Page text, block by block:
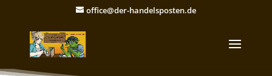
office@der-handelsposten.de